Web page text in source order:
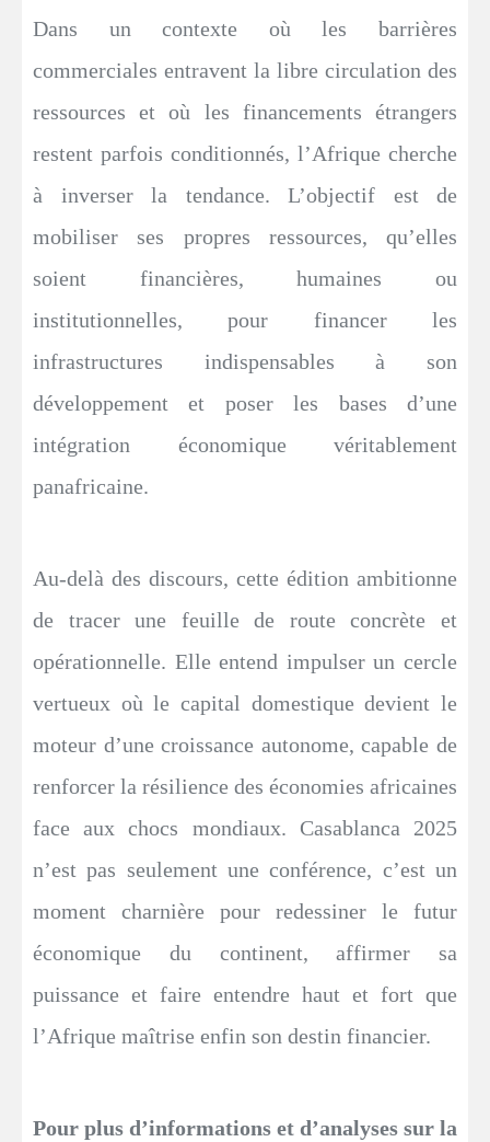
Dans un contexte où les barrières
commerciales entravent la libre circulation des
ressources et où les financements étrangers
restent parfois conditionnés, l’Afrique cherche
à inverser la tendance. L’objectif est de
mobiliser ses propres ressources, qu’elles
soient financières, humaines ou
institutionnelles, pour financer les
infrastructures indispensables à son
développement et poser les bases d’une
intégration économique véritablement
panafricaine.
Au-delà des discours, cette édition ambitionne
de tracer une feuille de route concrète et
opérationnelle. Elle entend impulser un cercle
vertueux où le capital domestique devient le
moteur d’une croissance autonome, capable de
renforcer la résilience des économies africaines
face aux chocs mondiaux. Casablanca 2025
n’est pas seulement une conférence, c’est un
moment charnière pour redessiner le futur
économique du continent, affirmer sa
puissance et faire entendre haut et fort que
l’Afrique maîtrise enfin son destin financier.
Pour plus d’informations et d’analyses sur la